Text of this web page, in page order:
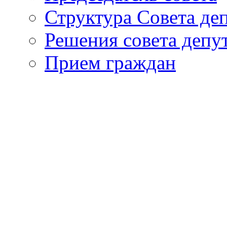
Структура Совета
Решения совета
Прием граждан